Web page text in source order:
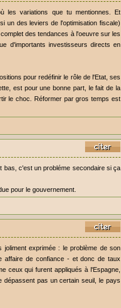
les variations que tu mentionnes. Et
un des leviers de l'optimisation fiscale)
des tendances à l'oeuvre sur les
d'importants investisseurs directs en
pour redéfinir le rôle de l'Etat, ses
est pour une bonne part, le fait de la
le choc. Réformer par gros temps est
bas, c'est un probléme secondaire si ça
pour le gouvernement.
exprimée : le problème de son
affaire de confiance - et donc de taux
ceux qui furent appliqués à l'Espagne,
dépassent pas un certain seuil, le pays